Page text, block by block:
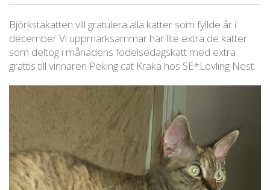
Björkstakatten vill gratulera alla katter som fyllde år i
december Vi uppmärksammar här lite extra de katter
som deltog i månadens födelsedagskatt med extra
grattis till vinnaren Peking cat Kraka hos SE*Lovling Nest.